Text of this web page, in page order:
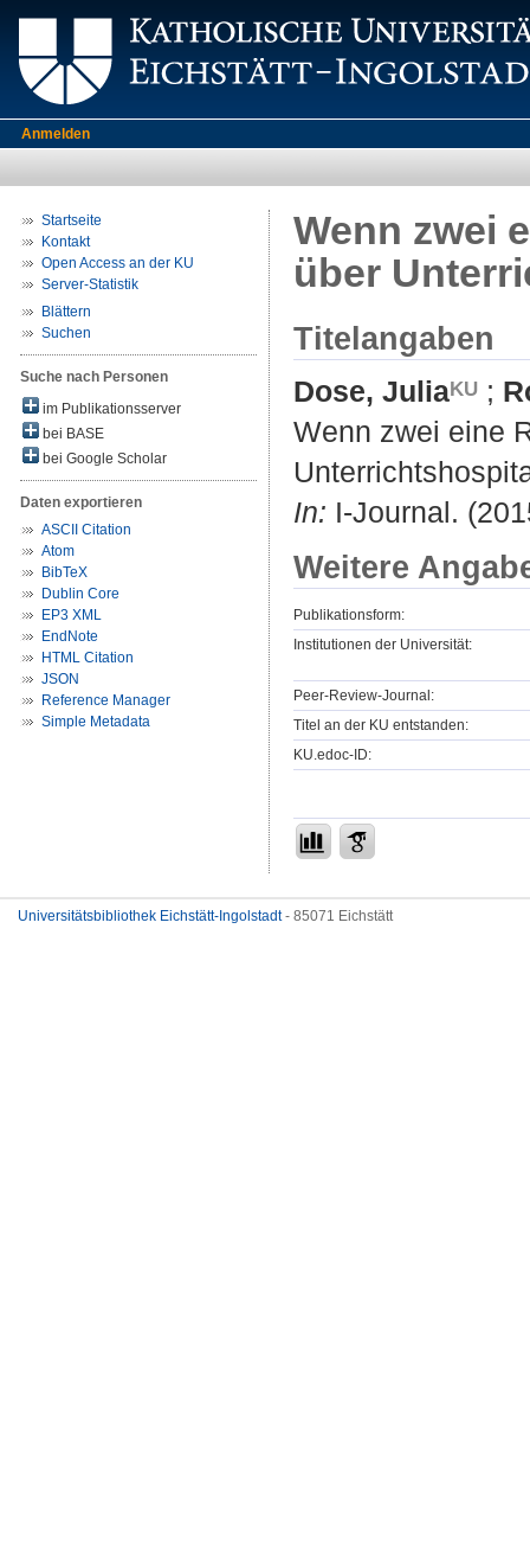
Anmelden
Startseite
Kontakt
Open Access an der KU
Server-Statistik
Blättern
Suchen
Suche nach Personen
im Publikationsserver
bei BASE
bei Google Scholar
Daten exportieren
ASCII Citation
Atom
BibTeX
Dublin Core
EP3 XML
EndNote
HTML Citation
JSON
Reference Manager
Simple Metadata
Wenn zwei
über
Titelangaben
Dose, Julia ;
Wenn zwei eine
In: I-Journal.
Weitere
Publikationsform:
Institutionen der Universität:
Peer-Review-Journal:
Titel an der KU entstanden:
KU.edoc-ID:
Universitätsbibliothek Eichstätt-Ingolstadt- 85071 Eichstätt